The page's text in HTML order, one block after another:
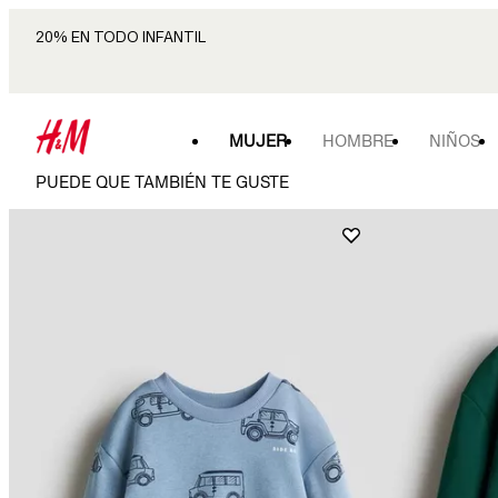
20% EN TODO INFANTIL
MUJER HOMBRE NIÑOS
PUEDE QUE TAMBIÉN TE GUSTE